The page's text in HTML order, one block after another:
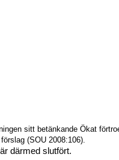
sitt betänkande Ökat
(SOU 2008:106).
därmed slutfört.